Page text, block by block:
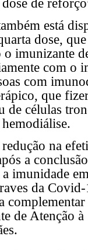
de
está
dose,
o imunizante
com o
com
que
de células
na
a
imunidade
da
de Atenção